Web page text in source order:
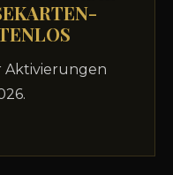
Aktivierungen